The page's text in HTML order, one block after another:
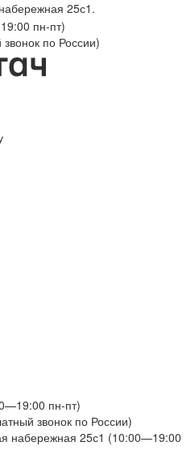
25с1.
пн-пт)
по России)
пн-пт)
звонок по России)
набережная 25с1 (10:00—19:00